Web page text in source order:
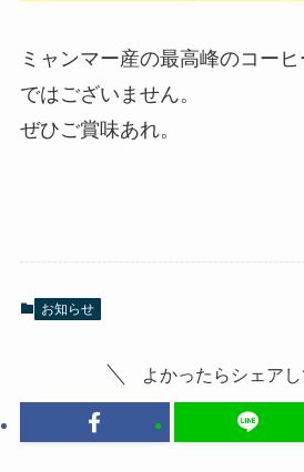
ミャンマー産の最高峰のコー
ではございません。
ぜひご賞味あれ。
お知らせ
よかったらシェアし